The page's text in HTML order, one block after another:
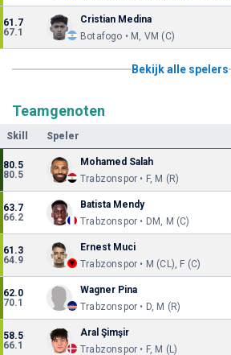
61.7
67.1
Cristian Medina
Botafogo • M, VM (C)
Bekijk alle spelers
Teamgenoten
Skill Speler
80.5
80.5
Mohamed Salah
Trabzonspor • F, M (R)
63.7
66.2
Batista Mendy
Trabzonspor • DM, M (C)
61.3
64.9
Ernest Muci
Trabzonspor • M (CL), F (C)
62.0
70.1
Wagner Pina
Trabzonspor • D, M (R)
58.5
66.1
Aral Şimşir
Trabzonspor • F, M (L)